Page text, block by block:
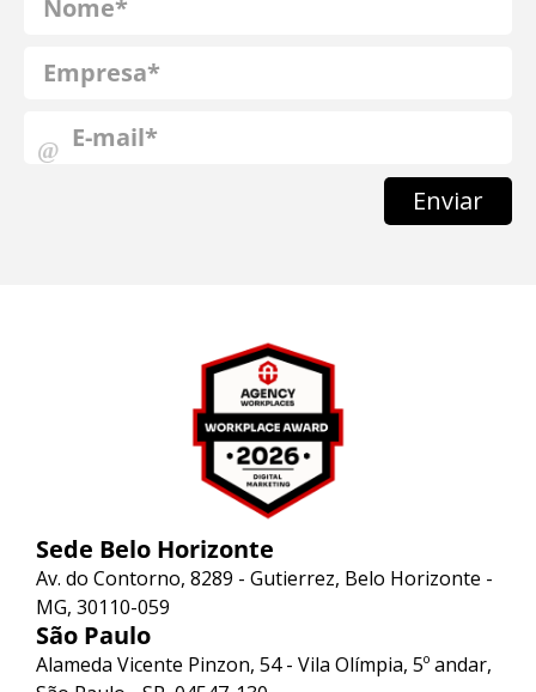
Enviar
Sede Belo Horizonte
Av. do Contorno, 8289 - Gutierrez, Belo Horizonte -
MG, 30110-059
São Paulo
Alameda Vicente Pinzon, 54 - Vila Olímpia, 5º andar,